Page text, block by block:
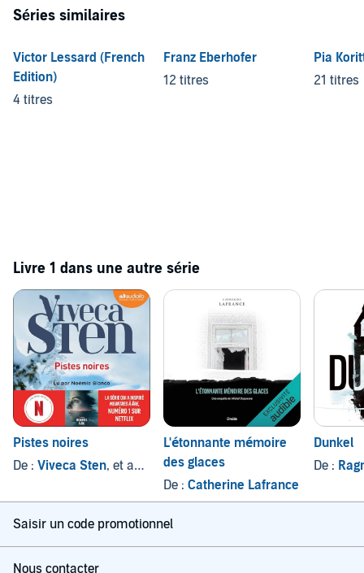
Séries similaires
Victor Lessard (French
Edition)
4 titres
Franz Eberhofer
12 titres
Pia
21 titres
Livre 1 dans une autre série
Pistes noires
De : Viveca Sten, et autres
L'étonnante mémoire
des glaces
De : Catherine Lafrance
Dunkel
De :
Saisir un code promotionnel
Nous contacter